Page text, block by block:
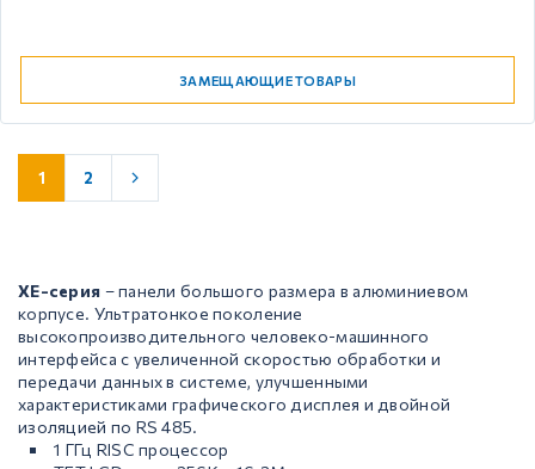
ЗАМЕЩАЮЩИЕ ТОВАРЫ
1 2
XE-серия – панели большого размера в алюминиевом
корпусе. Ультратонкое поколение
высокопроизводительного человеко-машинного
интерфейса с увеличенной скоростью обработки и
передачи данных в системе, улучшенными
характеристиками графического дисплея и двойной
изоляцией по RS 485.
1 ГГц RISC процессор